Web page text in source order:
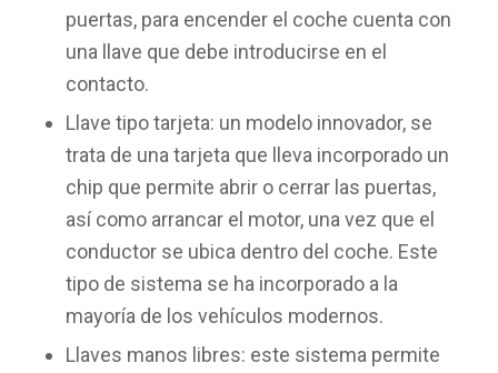
puertas, para encender el coche cuenta con
una llave que debe introducirse en el
contacto.
Llave tipo tarjeta: un modelo innovador, se
trata de una tarjeta que lleva incorporado un
chip que permite abrir o cerrar las puertas,
así como arrancar el motor, una vez que el
conductor se ubica dentro del coche. Este
tipo de sistema se ha incorporado a la
mayoría de los vehículos modernos.
Llaves manos libres: este sistema permite